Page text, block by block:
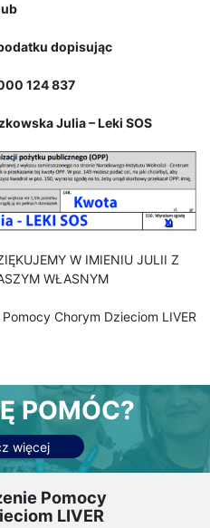
dopisując
124 837
Julia – Leki SOS
W IMIENIU JULII Z
WŁASNYM
Chorym Dzieciom LIVER
POMÓC?
więcej
Pomocy
LIVER